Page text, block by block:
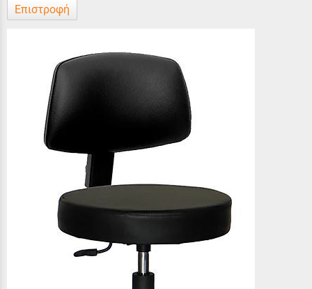
Επιστροφή